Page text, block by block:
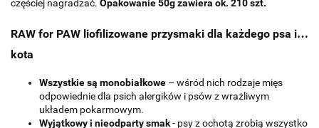
częściej nagradzać. Opakowanie 50g zawiera ok. 210 szt.
RAW for PAW liofilizowane przysmaki dla każdego psa i…
kota
Wszystkie są monobiałkowe – wśród nich rodzaje mięs
odpowiednie dla psich alergików i psów z wrażliwym
układem pokarmowym.
Wyjątkowy i nieodparty smak- psy z ochotą zrobią wszystko